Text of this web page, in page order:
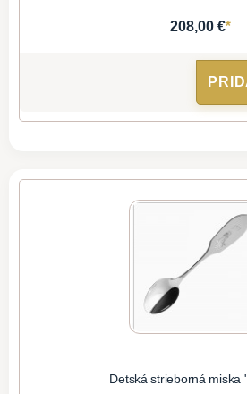
208,00 €*
Detská strieborná miska